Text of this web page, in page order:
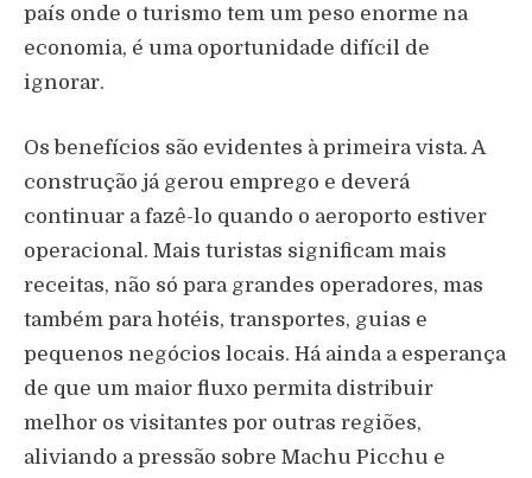
país onde o turismo tem um peso enorme na
economia, é uma oportunidade difícil de
ignorar.
Os benefícios são evidentes à primeira vista. A
construção já gerou emprego e deverá
continuar a fazê-lo quando o aeroporto estiver
operacional. Mais turistas significam mais
receitas, não só para grandes operadores, mas
também para hotéis, transportes, guias e
pequenos negócios locais. Há ainda a esperança
de que um maior fluxo permita distribuir
melhor os visitantes por outras regiões,
aliviando a pressão sobre Machu Picchu e